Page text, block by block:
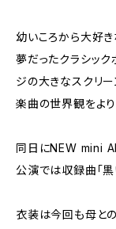
幼いころから大好き
夢だったクラシッ
ジの大きなスクリ
楽曲の世界観をよ
同日にNEW mini
公演では収録曲「黒
衣装は今回も母との